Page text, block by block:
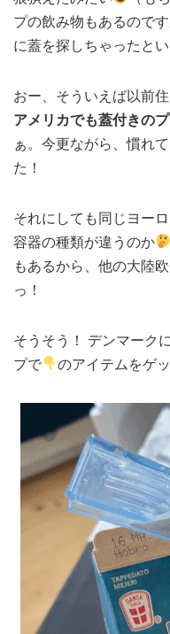
プの飲み物もあるので
に蓋を探しちゃったとい
おー、そういえば以前
アメリカでも蓋付きの
ぁ。今更ながら、慣れ
た！
それにしても同じヨー
容器の種類が違うのか
もあるから、他の大陸
っ！
そうそう！ デンマーク
プで
のアイテムをゲ